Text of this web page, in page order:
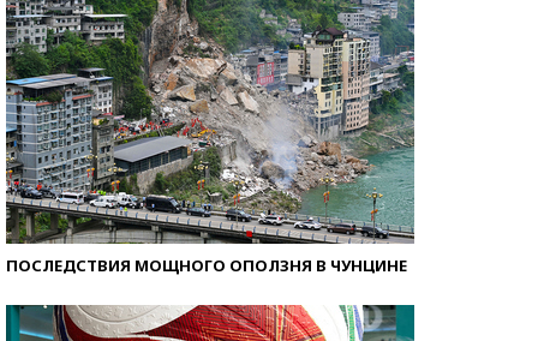
ПОСЛЕДСТВИЯ МОЩНОГО ОПОЛЗНЯ В ЧУНЦИНЕ